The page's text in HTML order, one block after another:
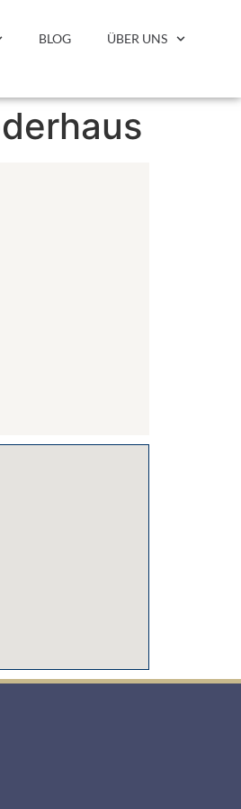
BLOG ÜBER UNS